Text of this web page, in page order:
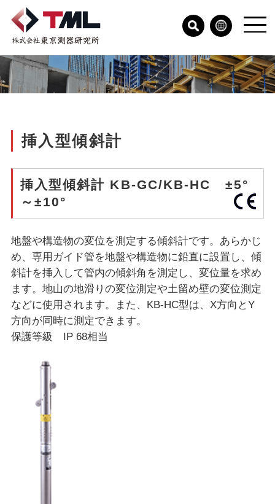
挿入型傾斜計
挿入型傾斜計 KB-GC/KB-HC ±5°
～±10°
地盤や構造物の変位を測定する傾斜計です。あらかじ
め、専用ガイド管を地盤や構造物に鉛直に設置し、傾
斜計を挿入して管内の傾斜角を測定し、変位量を求め
ます。地山の地滑りの変位測定や土留め壁の変位測定
などに使用されます。また、KB-HC型は、X方向とY
方向が同時に測定できます。
保護等級 IP 68相当